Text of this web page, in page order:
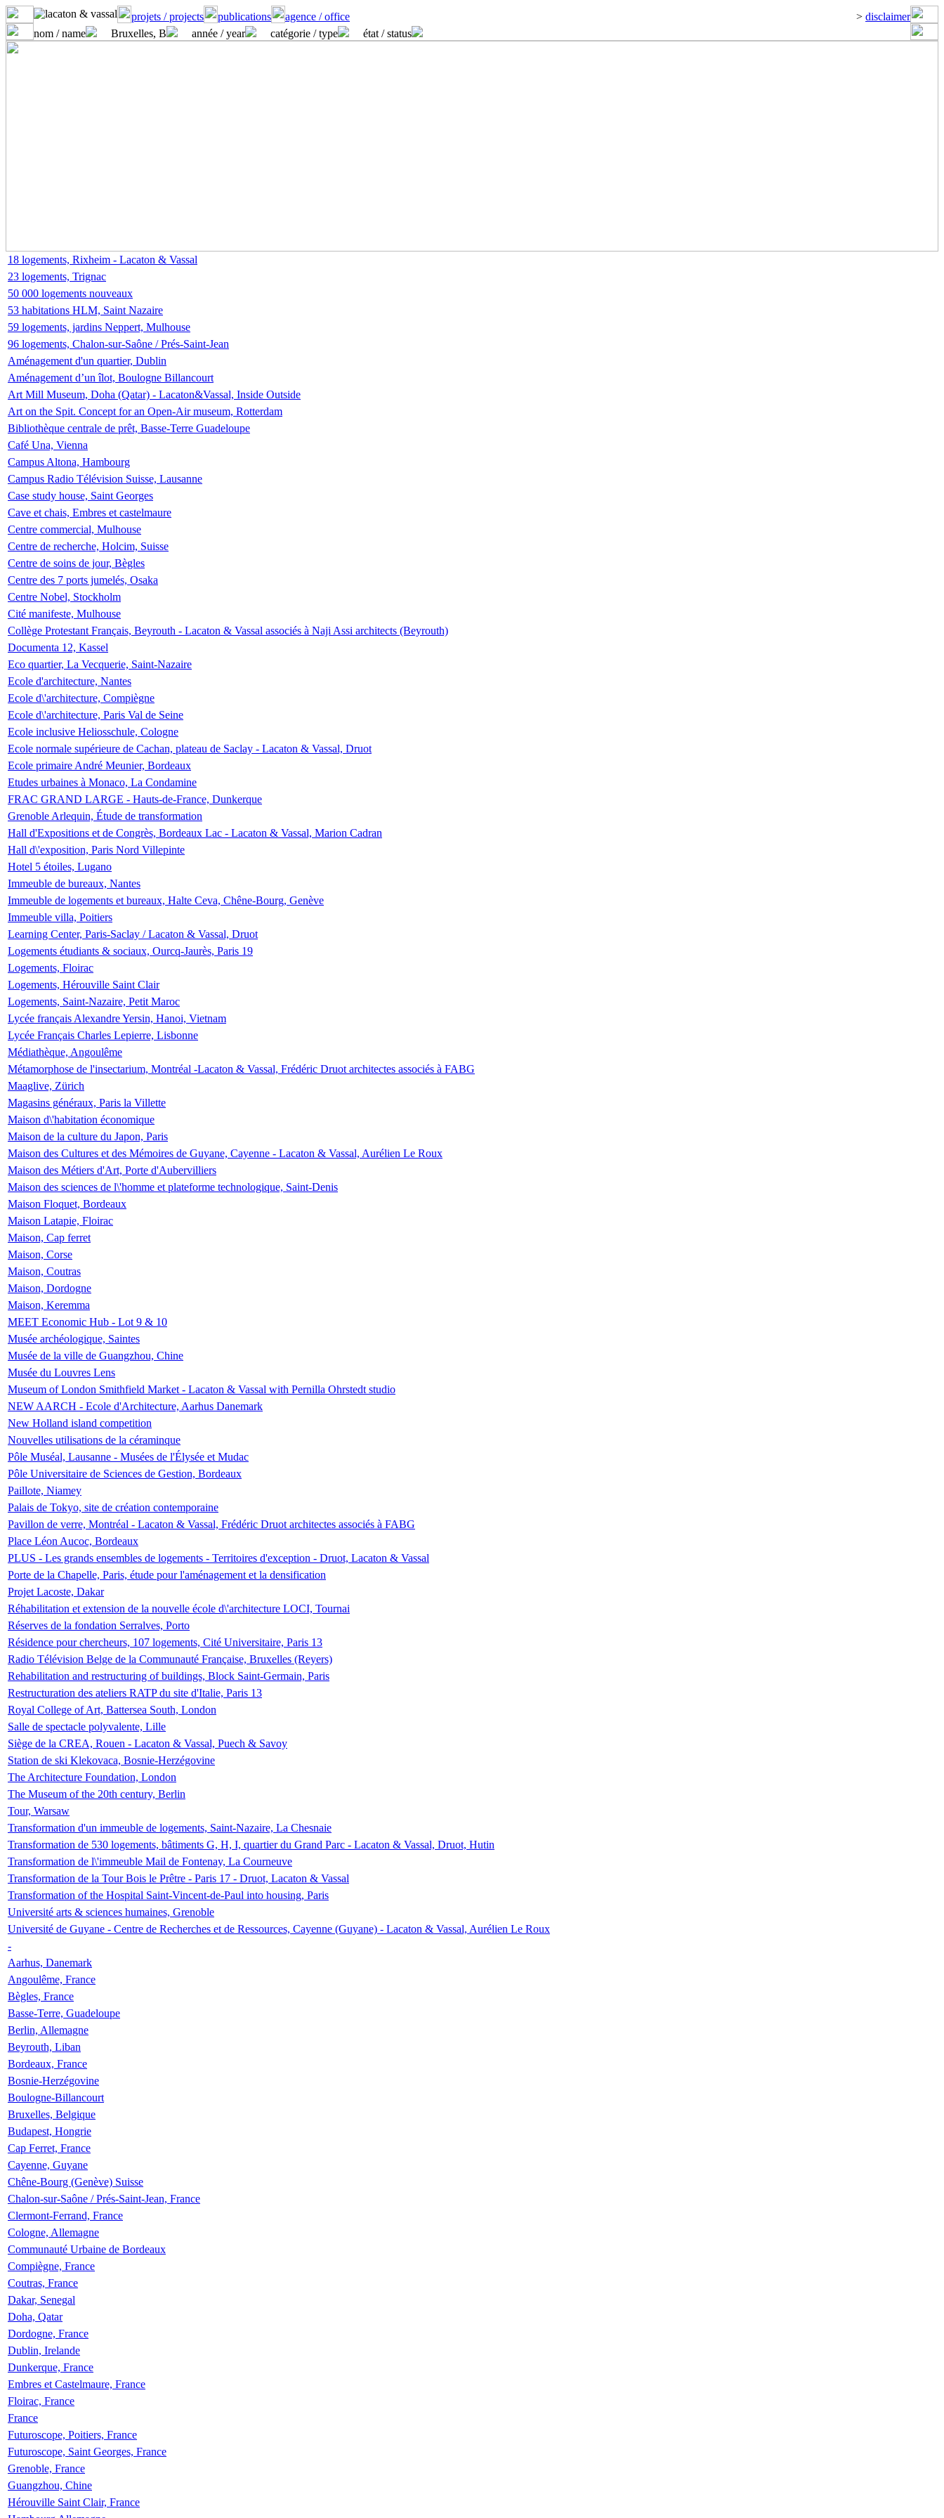
projets / projects publications agence / office > disclaimer
nom / name
Bruxelles, B année / year catégorie / type état / status
18 logements, Rixheim - Lacaton & Vassal
23 logements, Trignac
50 000 logements nouveaux
53 habitations HLM, Saint Nazaire
59 logements, jardins Neppert, Mulhouse
96 logements, Chalon-sur-Saône / Prés-Saint-Jean
Aménagement d'un quartier, Dublin
Aménagement d’un îlot, Boulogne Billancourt
Art Mill Museum, Doha (Qatar) - Lacaton&Vassal, Inside Outside
Art on the Spit. Concept for an Open-Air museum, Rotterdam
Bibliothèque centrale de prêt, Basse-Terre Guadeloupe
Café Una, Vienna
Campus Altona, Hambourg
Campus Radio Télévision Suisse, Lausanne
Case study house, Saint Georges
Cave et chais, Embres et castelmaure
Centre commercial, Mulhouse
Centre de recherche, Holcim, Suisse
Centre de soins de jour, Bègles
Centre des 7 ports jumelés, Osaka
Centre Nobel, Stockholm
Cité manifeste, Mulhouse
Collège Protestant Français, Beyrouth - Lacaton & Vassal associés à Naji Assi architects (Beyrouth)
Documenta 12, Kassel
Eco quartier, La Vecquerie, Saint-Nazaire
Ecole d'architecture, Nantes
Ecole d\'architecture, Compiègne
Ecole d\'architecture, Paris Val de Seine
Ecole inclusive Heliosschule, Cologne
Ecole normale supérieure de Cachan, plateau de Saclay - Lacaton & Vassal, Druot
Ecole primaire André Meunier, Bordeaux
Etudes urbaines à Monaco, La Condamine
FRAC GRAND LARGE - Hauts-de-France, Dunkerque
Grenoble Arlequin, Étude de transformation
Hall d'Expositions et de Congrès, Bordeaux Lac - Lacaton & Vassal, Marion Cadran
Hall d\'exposition, Paris Nord Villepinte
Hotel 5 étoiles, Lugano
Immeuble de bureaux, Nantes
Immeuble de logements et bureaux, Halte Ceva, Chêne-Bourg, Genève
Immeuble villa, Poitiers
Learning Center, Paris-Saclay / Lacaton & Vassal, Druot
Logements étudiants & sociaux, Ourcq-Jaurès, Paris 19
Logements, Floirac
Logements, Hérouville Saint Clair
Logements, Saint-Nazaire, Petit Maroc
Lycée français Alexandre Yersin, Hanoi, Vietnam
Lycée Français Charles Lepierre, Lisbonne
Médiathèque, Angoulême
Métamorphose de l'insectarium, Montréal -Lacaton & Vassal, Frédéric Druot architectes associés à FABG
Maaglive, Zürich
Magasins généraux, Paris la Villette
Maison d\'habitation économique
Maison de la culture du Japon, Paris
Maison des Cultures et des Mémoires de Guyane, Cayenne - Lacaton & Vassal, Aurélien Le Roux
Maison des Métiers d'Art, Porte d'Aubervilliers
Maison des sciences de l\'homme et plateforme technologique, Saint-Denis
Maison Floquet, Bordeaux
Maison Latapie, Floirac
Maison, Cap ferret
Maison, Corse
Maison, Coutras
Maison, Dordogne
Maison, Keremma
MEET Economic Hub - Lot 9 & 10
Musée archéologique, Saintes
Musée de la ville de Guangzhou, Chine
Musée du Louvres Lens
Museum of London Smithfield Market - Lacaton & Vassal with Pernilla Ohrstedt studio
NEW AARCH - Ecole d'Architecture, Aarhus Danemark
New Holland island competition
Nouvelles utilisations de la céraminque
Pôle Muséal, Lausanne - Musées de l'Élysée et Mudac
Pôle Universitaire de Sciences de Gestion, Bordeaux
Paillote, Niamey
Palais de Tokyo, site de création contemporaine
Pavillon de verre, Montréal - Lacaton & Vassal, Frédéric Druot architectes associés à FABG
Place Léon Aucoc, Bordeaux
PLUS - Les grands ensembles de logements - Territoires d'exception - Druot, Lacaton & Vassal
Porte de la Chapelle, Paris, étude pour l'aménagement et la densification
Projet Lacoste, Dakar
Réhabilitation et extension de la nouvelle école d\'architecture LOCI, Tournai
Réserves de la fondation Serralves, Porto
Résidence pour chercheurs, 107 logements, Cité Universitaire, Paris 13
Radio Télévision Belge de la Communauté Française, Bruxelles (Reyers)
Rehabilitation and restructuring of buildings, Block Saint-Germain, Paris
Restructuration des ateliers RATP du site d'Italie, Paris 13
Royal College of Art, Battersea South, London
Salle de spectacle polyvalente, Lille
Siège de la CREA, Rouen - Lacaton & Vassal, Puech & Savoy
Station de ski Klekovaca, Bosnie-Herzégovine
The Architecture Foundation, London
The Museum of the 20th century, Berlin
Tour, Warsaw
Transformation d'un immeuble de logements, Saint-Nazaire, La Chesnaie
Transformation de 530 logements, bâtiments G, H, I, quartier du Grand Parc - Lacaton & Vassal, Druot, Hutin
Transformation de l\'immeuble Mail de Fontenay, La Courneuve
Transformation de la Tour Bois le Prêtre - Paris 17 - Druot, Lacaton & Vassal
Transformation of the Hospital Saint-Vincent-de-Paul into housing, Paris
Université arts & sciences humaines, Grenoble
Université de Guyane - Centre de Recherches et de Ressources, Cayenne (Guyane) - Lacaton & Vassal, Aurélien Le Roux
-
Aarhus, Danemark
Angoulême, France
Bègles, France
Basse-Terre, Guadeloupe
Berlin, Allemagne
Beyrouth, Liban
Bordeaux, France
Bosnie-Herzégovine
Boulogne-Billancourt
Bruxelles, Belgique
Budapest, Hongrie
Cap Ferret, France
Cayenne, Guyane
Chêne-Bourg (Genève) Suisse
Chalon-sur-Saône / Prés-Saint-Jean, France
Clermont-Ferrand, France
Cologne, Allemagne
Communauté Urbaine de Bordeaux
Compiègne, France
Coutras, France
Dakar, Senegal
Doha, Qatar
Dordogne, France
Dublin, Irelande
Dunkerque, France
Embres et Castelmaure, France
Floirac, France
France
Futuroscope, Poitiers, France
Futuroscope, Saint Georges, France
Grenoble, France
Guangzhou, Chine
Hérouville Saint Clair, France